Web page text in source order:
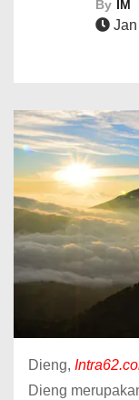
By IM
Dieng,
Dieng